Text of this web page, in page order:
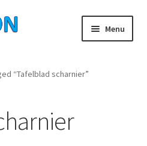
Menu
“Tafelblad scharnier”